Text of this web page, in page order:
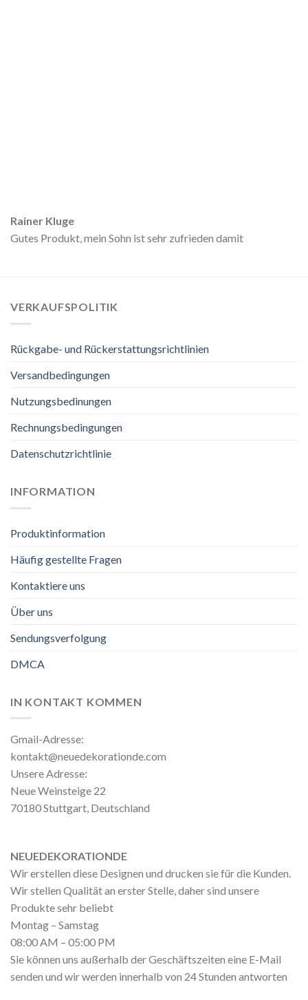
Rainer Kluge
Gutes Produkt, mein Sohn ist sehr zufrieden damit
VERKAUFSPOLITIK
Rückgabe- und Rückerstattungsrichtlinien
Versandbedingungen
Nutzungsbedinungen
Rechnungsbedingungen
Datenschutzrichtlinie
INFORMATION
Produktinformation
Häufig gestellte Fragen
Kontaktiere uns
Über uns
Sendungsverfolgung
DMCA
IN KONTAKT KOMMEN
Gmail-Adresse:
kontakt@neuedekorationde.com
Unsere Adresse:
Neue Weinsteige 22
70180 Stuttgart, Deutschland
NEUEDEKORATIONDE
Wir erstellen diese Designen und drucken sie für die Kunden.
Wir stellen Qualität an erster Stelle, daher sind unsere
Produkte sehr beliebt
Montag – Samstag
08:00 AM – 05:00 PM
Sie können uns außerhalb der Geschäftszeiten eine E-Mail
senden und wir werden innerhalb von 24 Stunden antworten